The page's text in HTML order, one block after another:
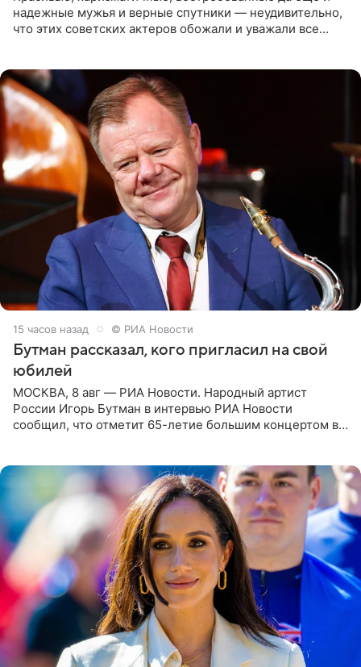
надежные мужья и верные спутники — неудивительно,
что этих советских актеров обожали и уважали все
15 часов назад © РИА Новости
Бутман рассказал, кого пригласил на свой
юбилей
МОСКВА, 8 авг — РИА Новости. Народный артист
России Игорь Бутман в интервью РИА Новости
сообщил, что отметит 65-летие большим концертом в